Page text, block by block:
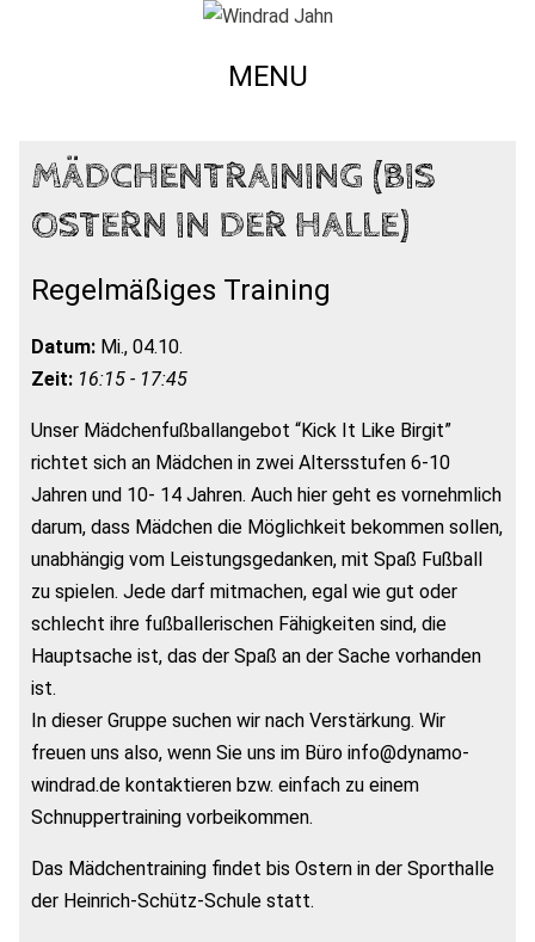
MENU
MÄDCHENTRAINING (BIS
OSTERN IN DER HALLE)
Regelmäßiges Training
Datum: Mi., 04.10.
Zeit: 16:15 - 17:45
Unser Mädchenfußballangebot “Kick It Like Birgit”
richtet sich an Mädchen in zwei Altersstufen 6-10
Jahren und 10- 14 Jahren. Auch hier geht es vornehmlich
darum, dass Mädchen die Möglichkeit bekommen sollen,
unabhängig vom Leistungsgedanken, mit Spaß Fußball
zu spielen. Jede darf mitmachen, egal wie gut oder
schlecht ihre fußballerischen Fähigkeiten sind, die
Hauptsache ist, das der Spaß an der Sache vorhanden
ist.
In dieser Gruppe suchen wir nach Verstärkung. Wir
freuen uns also, wenn Sie uns im Büro info@dynamo-
windrad.de kontaktieren bzw. einfach zu einem
Schnuppertraining vorbeikommen.
Das Mädchentraining findet bis Ostern in der Sporthalle
der Heinrich-Schütz-Schule statt.